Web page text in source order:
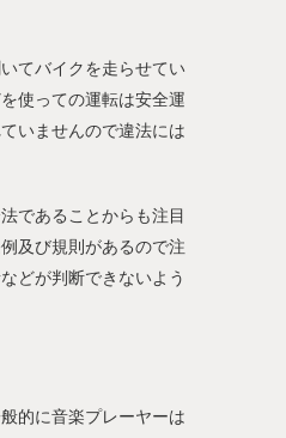
てバイクを走らせてい
使っての運転は安全運
いませんので違法には
であることからも注目
及び規則があるので注
どが判断できないよう
的に音楽プレーヤーは